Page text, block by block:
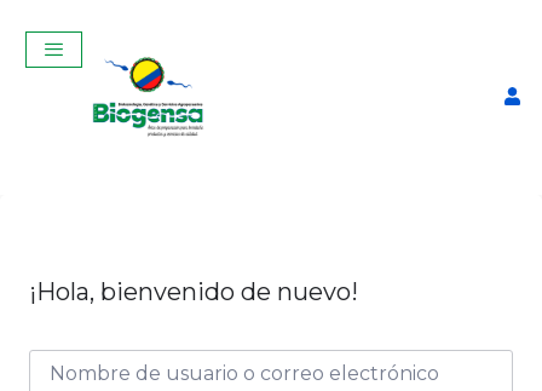
¡Hola, bienvenido de nuevo!